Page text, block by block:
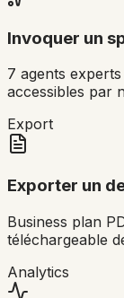
Invoquer un
7 agents
accessibles par
Export
Exporter un
Business plan
téléchargeable
Analytics